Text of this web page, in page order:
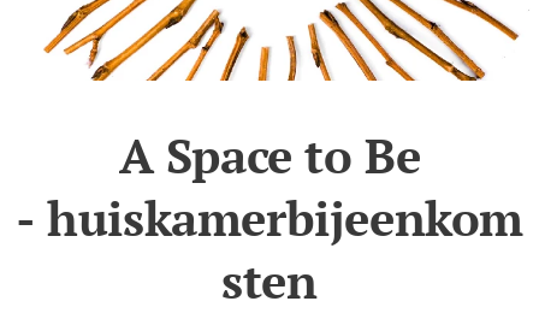
A Space to Be
-huiskamerbijeenkom
sten